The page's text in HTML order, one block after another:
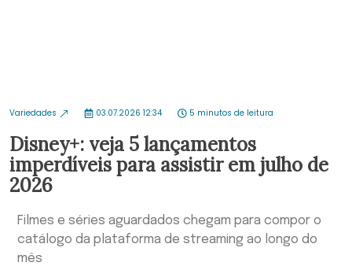
Variedades 03.07.2026 12:34 5 minutos de leitura
Disney+: veja 5 lançamentos
imperdíveis para assistir em julho de
2026
Filmes e séries aguardados chegam para compor o
catálogo da plataforma de streaming ao longo do
mês